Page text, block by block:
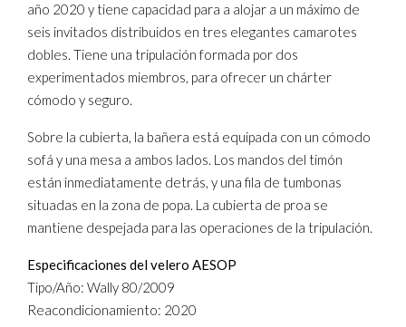
año 2020 y tiene capacidad para a alojar a un máximo de
seis invitados distribuidos en tres elegantes camarotes
dobles. Tiene una tripulación formada por dos
experimentados miembros, para ofrecer un chárter
cómodo y seguro.
Sobre la cubierta, la bañera está equipada con un cómodo
sofá y una mesa a ambos lados. Los mandos del timón
están inmediatamente detrás, y una fila de tumbonas
situadas en la zona de popa. La cubierta de proa se
mantiene despejada para las operaciones de la tripulación.
Especificaciones del velero AESOP
Tipo/Año: Wally 80/2009
Reacondicionamiento: 2020